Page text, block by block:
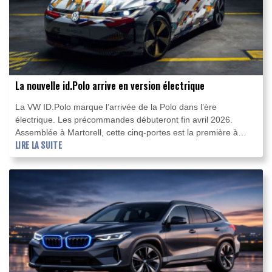
La nouvelle id.Polo arrive en version électrique
La VW ID.Polo marque l’arrivée de la Polo dans l’ère
électrique. Les précommandes débuteront fin avril 2026.
Assemblée à Martorell, cette cinq‑portes est la première à
utiliser la plateforme MEB+. Son tarif d’entrée sera inférieur à
25.000 €.Deux batteries (37 et 52 kWh) alimentent des
moteurs de 85, 99 ou 155 kW; une version GTI de 166 kW
suivra. L’accumulateur de 52 kWh autorise jusqu’à 450 km
d’autonomie et un chargement rapide à 130 kW. Les aides à la
conduite incluent le Travel Assist avec détection des feux et
des stop.
LIRE LA SUITE